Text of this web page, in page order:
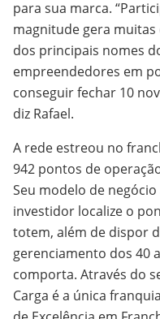
para sua marca.
magnitude gera
dos principais nomes
empreendedores em
conseguir fechar 10
diz Rafael.
A rede estreou no
942 pontos de
Seu modelo de
investidor localize o
totem, além de dispor
gerenciamento dos 40
comporta. Através do
Carga é a única